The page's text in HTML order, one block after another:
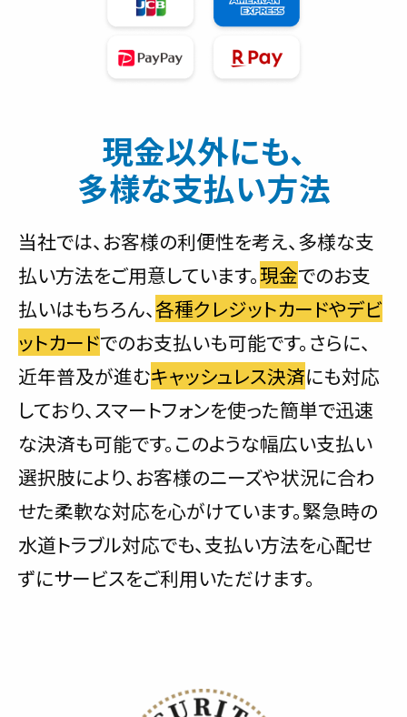
現金以外にも、
多様な支払い方法
当社では、お客様の利便性を考え、多様な支
払い方法をご用意しています。現金でのお支
払いはもちろん、各種クレジットカードやデビ
ットカードでのお支払いも可能です。さらに、
近年普及が進むキャッシュレス決済にも対応
しており、スマートフォンを使った簡単で迅速
な決済も可能です。このような幅広い支払い
選択肢により、お客様のニーズや状況に合わ
せた柔軟な対応を心がけています。緊急時の
水道トラブル対応でも、支払い方法を心配せ
ずにサービスをご利用いただけます。